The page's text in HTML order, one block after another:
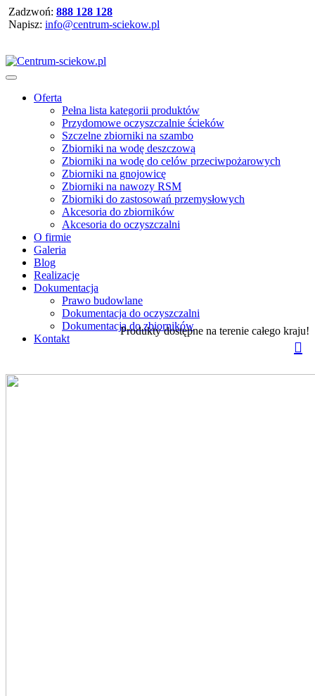
Zadzwoń: 888 128 128
Napisz: info@centrum-sciekow.pl
Oferta
Pełna lista kategorii produktów
Przydomowe oczyszczalnie ścieków
Szczelne zbiorniki na szambo
Zbiorniki na wodę deszczową
Zbiorniki na wodę do celów przeciwpożarowych
Zbiorniki na gnojowicę
Zbiorniki na nawozy RSM
Zbiorniki do zastosowań przemysłowych
Akcesoria do zbiorników
Akcesoria do oczyszczalni
O firmie
Galeria
Blog
Realizacje
Dokumentacja
Prawo budowlane
Dokumentacja do oczyszczalni
Dokumentacja do zbiorników
Kontakt
Produkty dostępne na terenie całego kraju!